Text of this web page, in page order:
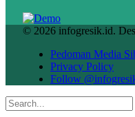
© 2026 infogresik.id.
Pedoman Media
Privacy Policy
Follow